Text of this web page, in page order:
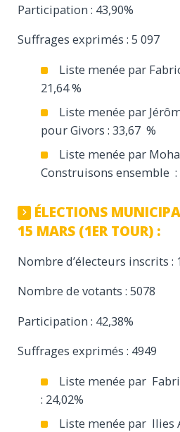
Participation : 43,90%
Suffrages exprimés : 5 097
Liste menée par
21,64 %
Liste menée par
pour Givors : 33,67 %
Liste menée par
Construisons ensemble :
ÉLECTIONS
15 MARS (1ER TOUR) :
Nombre d’électeurs inscrits :
Nombre de votants : 5078
Participation : 42,38%
Suffrages exprimés : 4949
Liste menée par
: 24,02%
Liste menée par Ilies